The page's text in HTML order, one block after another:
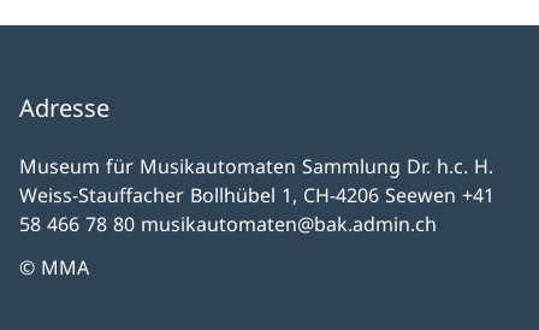
Adresse
Museum für Musikautomaten Sammlung Dr. h.c. H.
Weiss-Stauffacher Bollhübel 1, CH-4206 Seewen +41
58 466 78 80 musikautomaten@bak.admin.ch
© MMA